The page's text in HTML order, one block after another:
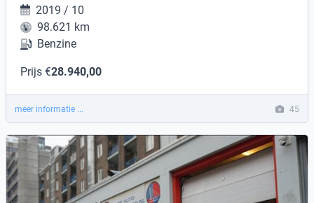
2019 / 10
98.621 km
Benzine
Prijs €28.940,00
meer informatie ... 45